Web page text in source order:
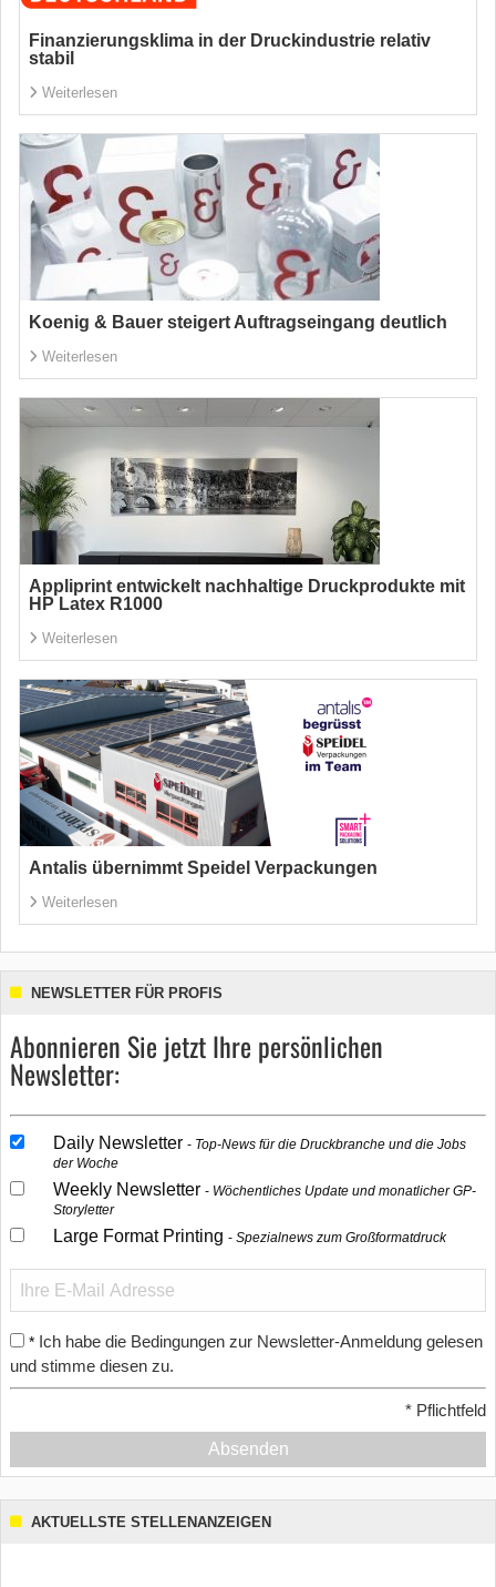
Finanzierungsklima in der Druckindustrie relativ
stabil
Weiterlesen
Koenig & Bauer steigert Auftragseingang deutlich
Weiterlesen
Appliprint entwickelt nachhaltige Druckprodukte mit
HP Latex R1000
Weiterlesen
Antalis übernimmt Speidel Verpackungen
Weiterlesen
NEWSLETTER FÜR PROFIS
Abonnieren Sie jetzt Ihre persönlichen
Newsletter:
Daily Newsletter
Top-News für die Druckbranche und die Jobs
der Woche
Weekly Newsletter
Wöchentliches Update und monatlicher GP-
Storyletter
Large Format Printing Spezialnews zum Großformatdruck
* Ich habe die Bedingungen zur Newsletter-Anmeldung gelesen
und stimme diesen zu.
* Pflichtfeld
Absenden
AKTUELLSTE STELLENANZEIGEN